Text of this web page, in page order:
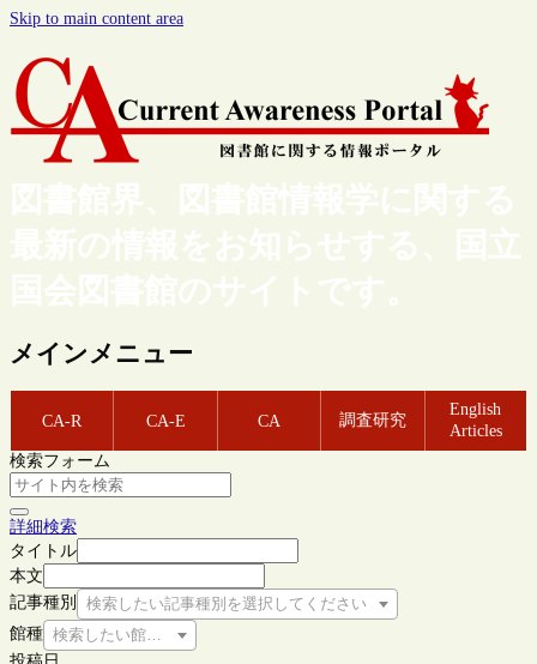
Skip to main content area
図書館界、図書館情報学に関する
最新の情報をお知らせする、国立
国会図書館のサイトです。
メインメニュー
CA-R CA-E CA 調査研究
English
Articles
検索フォーム
詳細検索
タイトル
本文
記事種別
検索したい記事種別を選択してください
館種 検索したい館種を選択してください